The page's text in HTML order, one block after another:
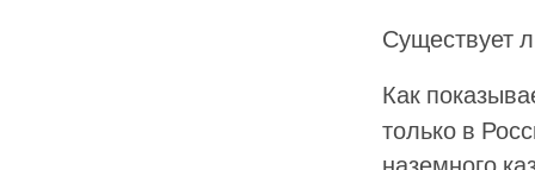
Существует
Как
только в